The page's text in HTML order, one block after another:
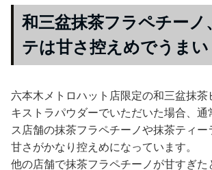
和三盆抹茶フラペチーノ
テは甘さ控えめでうまい
六本木メトロハット店限定の和三盆抹茶
キストラパウダーでいただいた場合、通
ス店舗の抹茶フラペチーノや抹茶ティー
甘さがかなり控えめになっています。
他の店舗で抹茶フラペチーノが甘すぎた